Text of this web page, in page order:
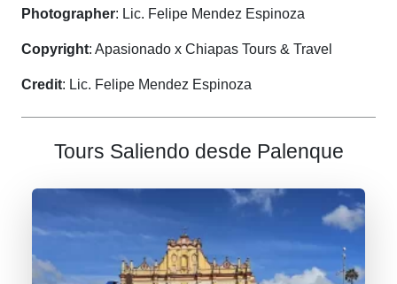
Photographer: Lic. Felipe Mendez Espinoza
Copyright: Apasionado x Chiapas Tours & Travel
Credit: Lic. Felipe Mendez Espinoza
Tours Saliendo desde Palenque